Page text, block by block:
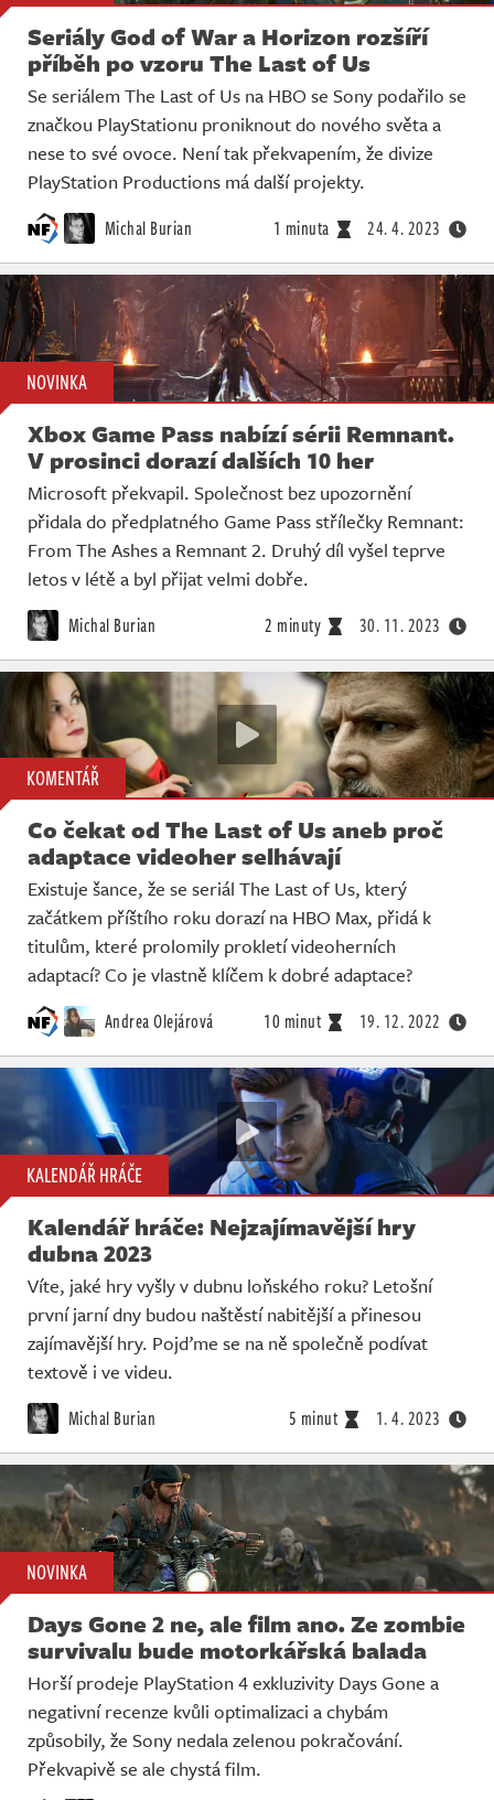
Seriály God of War a Horizon rozšíří
příběh po vzoru The Last of Us
Se seriálem The Last of Us na HBO se Sony podařilo se
značkou PlayStationu proniknout do nového světa a
nese to své ovoce. Není tak překvapením, že divize
PlayStation Productions má další projekty.
Michal Burian 1 minuta 24. 4. 2023
NOVINKA
Xbox Game Pass nabízí sérii Remnant.
V prosinci dorazí dalších 10 her
Microsoft překvapil. Společnost bez upozornění
přidala do předplatného Game Pass střílečky Remnant:
From The Ashes a Remnant 2. Druhý díl vyšel teprve
letos v létě a byl přijat velmi dobře.
Michal Burian 2 minuty 30. 11. 2023
KOMENTÁŘ
Co čekat od The Last of Us aneb proč
adaptace videoher selhávají
Existuje šance, že se seriál The Last of Us, který
začátkem příštího roku dorazí na HBO Max, přidá k
titulům, které prolomily prokletí videoherních
adaptací? Co je vlastně klíčem k dobré adaptace?
Andrea Olejárová 10 minut 19. 12. 2022
KALENDÁŘ HRÁČE
Kalendář hráče: Nejzajímavější hry
dubna 2023
Víte, jaké hry vyšly v dubnu loňského roku? Letošní
první jarní dny budou naštěstí nabitější a přinesou
zajímavější hry. Pojďme se na ně společně podívat
textově i ve videu.
Michal Burian 5 minut 1. 4. 2023
NOVINKA
Days Gone 2 ne, ale film ano. Ze zombie
survivalu bude motorkářská balada
Horší prodeje PlayStation 4 exkluzivity Days Gone a
negativní recenze kvůli optimalizaci a chybám
způsobily, že Sony nedala zelenou pokračování.
Překvapivě se ale chystá film.